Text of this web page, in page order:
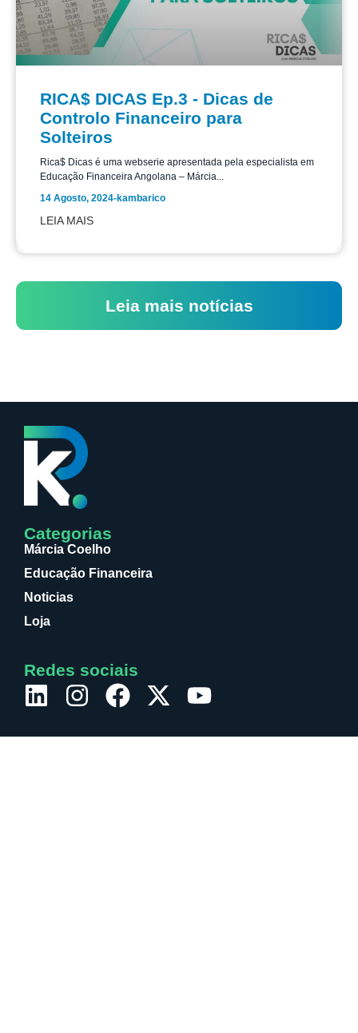
RICA$ DICAS Ep.3 - Dicas de
Controlo Financeiro para
Solteiros
Rica$ Dicas é uma webserie apresentada pela especialista em
Educação Financeira Angolana – Márcia...
14 Agosto, 2024-kambarico
LEIA MAIS
Leia mais notícias
Categorias
Márcia Coelho
Educação Financeira
Noticias
Loja
Redes sociais